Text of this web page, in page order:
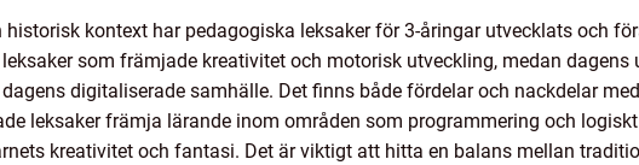
historisk kontext har pedagogiska leksaker för 3-åringar utvecklats och
som främjade kreativitet och motorisk utveckling, medan dagens
digitaliserade samhälle. Det finns både fördelar och nackdelar
leksaker främja lärande inom områden som programmering och
kreativitet och fantasi. Det är viktigt att hitta en balans mellan